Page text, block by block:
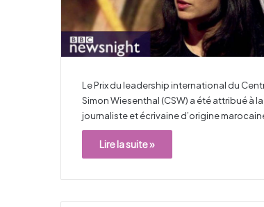
Le Prix du leadership international du
Simon Wiesenthal (CSW) a été attribué à la
journaliste et écrivaine d’origine
Lire la suite »